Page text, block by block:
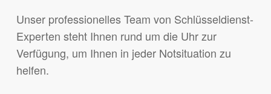
Unser professionelles Team von Schlüsseldienst-
Experten steht Ihnen rund um die Uhr zur
Verfügung, um Ihnen in jeder Notsituation zu
helfen.